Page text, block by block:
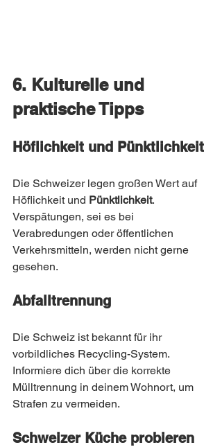
6. Kulturelle und
praktische Tipps
Höflichkeit und Pünktlichkeit
Die Schweizer legen großen Wert auf
Höflichkeit und Pünktlichkeit.
Verspätungen, sei es bei
Verabredungen oder öffentlichen
Verkehrsmitteln, werden nicht gerne
gesehen.
Abfalltrennung
Die Schweiz ist bekannt für ihr
vorbildliches Recycling-System.
Informiere dich über die korrekte
Mülltrennung in deinem Wohnort, um
Strafen zu vermeiden.
Schweizer Küche probieren